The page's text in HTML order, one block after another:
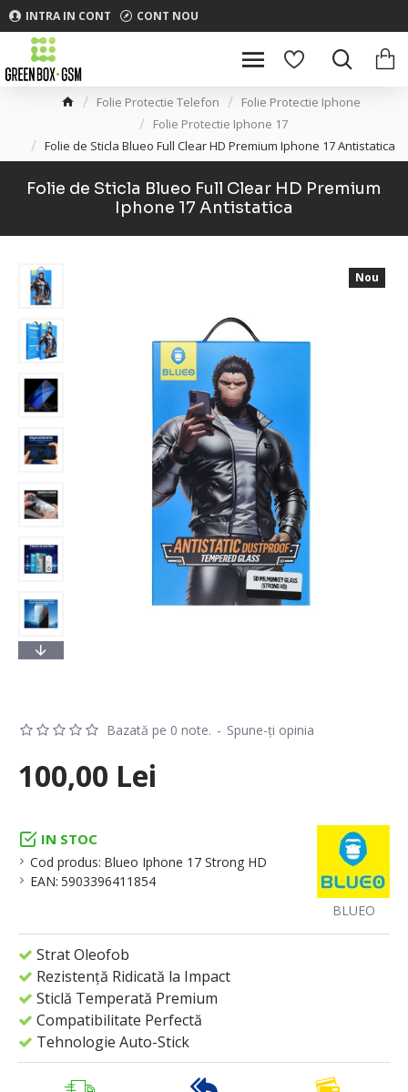
INTRA IN CONT CONT NOU
Folie Protectie Telefon
Folie Protectie Iphone
Folie Protectie Iphone 17
Folie de Sticla Blueo Full Clear HD Premium Iphone 17 Antistatica
Folie de Sticla Blueo Full Clear HD Premium
Iphone 17 Antistatica
Nou
IN STOC
Cod produs: Blueo Iphone 17 Strong HD
EAN: 5903396411854
BLUEO
Strat Oleofob
Rezistență Ridicată la Impact
Sticlă Temperată Premium
Compatibilitate Perfectă
Tehnologie Auto-Stick
Bazată pe 0 note. - Spune-ţi opinia
100,00 Lei